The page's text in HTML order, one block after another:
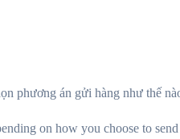
phương án gửi hàng như thế
on how you choose to